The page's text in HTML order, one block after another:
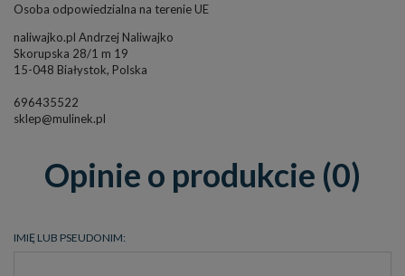
Osoba odpowiedzialna na terenie UE
naliwajko.pl Andrzej Naliwajko
Skorupska 28/1 m 19
15-048 Białystok, Polska
696435522
sklep@mulinek.pl
Opinie o produkcie (0)
IMIĘ LUB PSEUDONIM: